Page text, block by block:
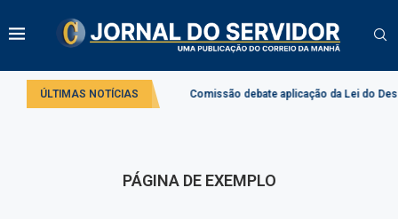
ÚLTIMAS NOTÍCIAS
serviço público e privado Comissão debate aplicação da Lei do
PÁGINA DE EXEMPLO